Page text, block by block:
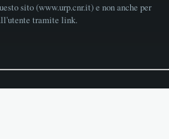
sito (www.urp.cnr.it) e non anche per
tramite link.